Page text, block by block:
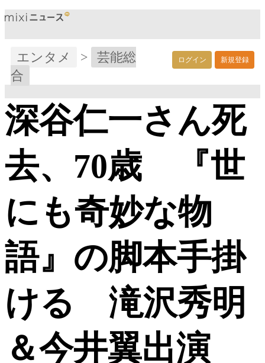
ログイン 新規登録
エンタメ >
芸能総
合
深谷仁一さん死
去、70歳 『世
にも奇妙な物
語』の脚本手掛
ける 滝沢秀明
＆今井翼出演